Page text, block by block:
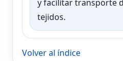
y facilitar transporte
tejidos.
Volver al índice